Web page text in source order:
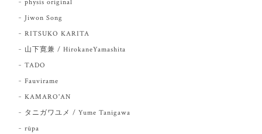
physis original
Jiwon Song
RITSUKO KARITA
山下寛兼 / HirokaneYamashita
TADO
Fauvirame
KAMARO'AN
タニガワユメ / Yume Tanigawa
rūpa